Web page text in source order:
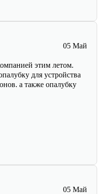
05 Май
этим летом.
для устройства
а также опалубку
05 Май